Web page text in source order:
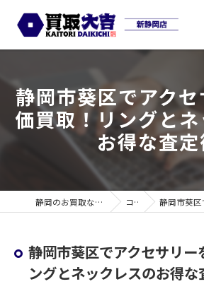
静岡市葵区でアク
価買取！リングと
お得な査定
静岡のお買取なら買取大吉 新静岡店 コラム 静岡市葵区でアクセサ
静岡市葵区でアクセサリー
ングとネックレスのお得な